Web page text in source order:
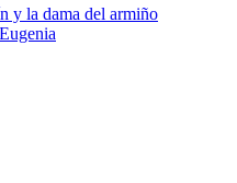
y la dama del armiño